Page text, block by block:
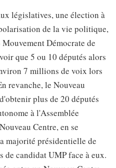
législatives, une élection à
de la vie politique,
Démocrate de
que 5 ou 10 députés alors
7 millions de voix lors
revanche, le Nouveau
plus de 20 députés
à l'Assemblée
Centre, en se
majorité présidentielle de
de candidat UMP face à eux.